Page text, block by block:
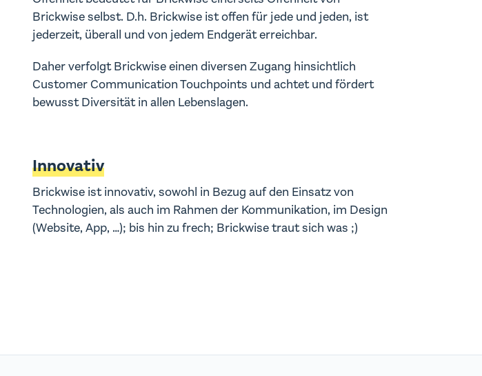
Brickwise selbst. D.h. Brickwise ist offen für jede und jeden, ist
jederzeit, überall und von jedem Endgerät erreichbar.
Daher verfolgt Brickwise einen diversen Zugang hinsichtlich
Customer Communication Touchpoints und achtet und fördert
bewusst Diversität in allen Lebenslagen.
Innovativ
Brickwise ist innovativ, sowohl in Bezug auf den Einsatz von
Technologien, als auch im Rahmen der Kommunikation, im Design
(Website, App, …); bis hin zu frech; Brickwise traut sich was ;)